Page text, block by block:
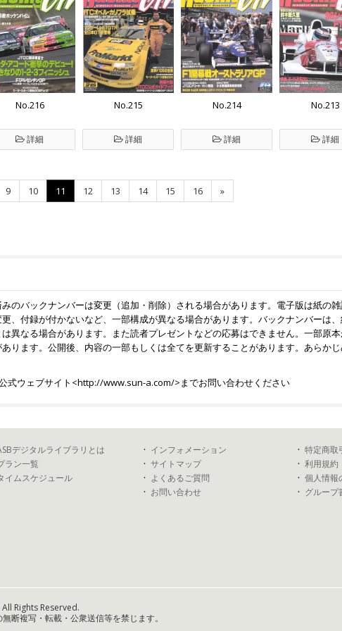
No.216
詳細
No.215
詳細
No.214
詳細
No.213
詳細
9 10 11 12 13 14 15 16 »
のバックナンバーは変更（追加・削除）される場合があります。電子版は紙の
、付録が付かないなど、一部構成が異なる場合があります。バックナンバーは
異なる場合があります。また読者プレゼントなどの応募はできません。一部原
ります。公開後、内容の一部もしくは全てを更新することがあります。あらか
式ウェブサイト<http://www.sun-a.com/>までお問い合わせください
デジタルライブラリとは
ラン一覧
イムスケジュール
インフォメーション
サイトマップ
よくあるご質問
お問い合わせ
特定商取
利用規約
個人情報
グループ
Rights Reserved.
断複写・転載・公衆送信等を禁じます。